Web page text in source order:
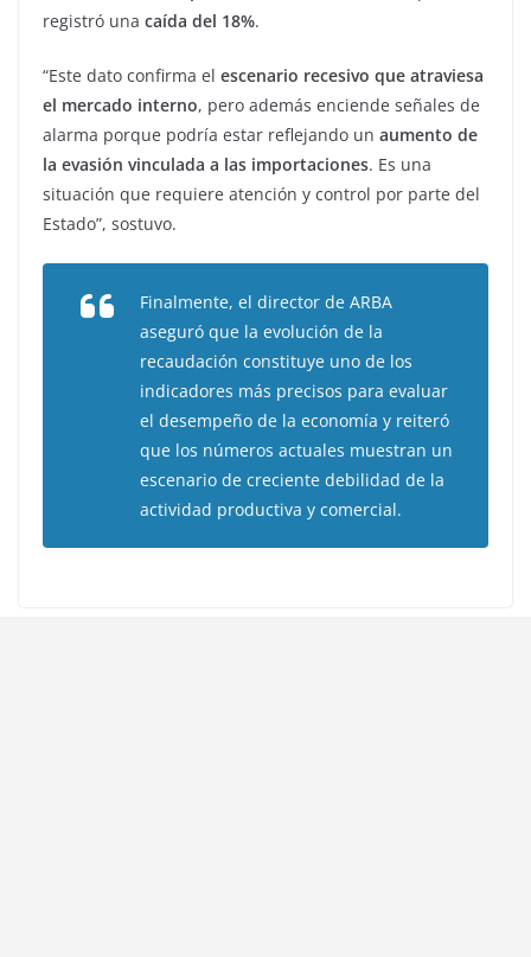
registró una caída del 18%.
“Este dato confirma el escenario recesivo que atraviesa
el mercado interno, pero además enciende señales de
alarma porque podría estar reflejando un aumento de
la evasión vinculada a las importaciones. Es una
situación que requiere atención y control por parte del
Estado”, sostuvo.
Finalmente, el director de ARBA
aseguró que la evolución de la
recaudación constituye uno de los
indicadores más precisos para evaluar
el desempeño de la economía y reiteró
que los números actuales muestran un
escenario de creciente debilidad de la
actividad productiva y comercial.